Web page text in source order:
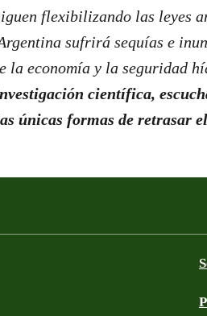
flexibilizando las leyes
sufrirá sequías e
la economía y la seguridad
científica,
únicas formas de retrasar